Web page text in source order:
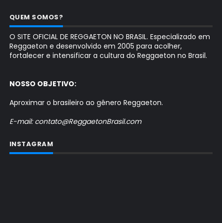
QUEM SOMOS?
O SITE OFICIAL DE REGGAETON NO BRASIL. Especializado em
Reggaeton e desenvolvido em 2005 para acolher,
fortalecer e intensificar a cultura do Reggaeton no Brasil.
NOSSO OBJETIVO:
Aproximar o brasileiro ao gênero Reggaeton.
E-mail: contato@ReggaetonBrasil.com
INSTAGRAM